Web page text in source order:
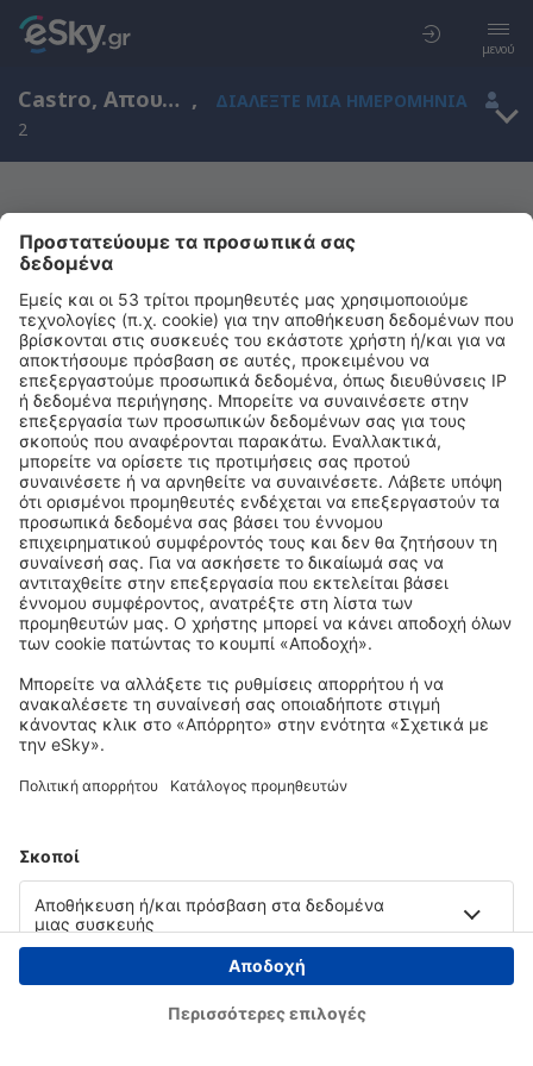
μενού
Castro, Απουλία, Ιταλία ,
ΔΙΑΛΈΞΤΕ ΜΙΑ ΗΜΕΡΟΜΗΝΊΑ
2
Μας συγχωρείτε, δεν υπάρχουν
αποτελέσματα για την αναζήτησή σας
Προσπαθήστε να κάνετε αναζήτηση με διαφορετικά κριτήρια
Copyright © eSky.gr. Με την επιφύλαξη παντός νομίμου δικαιώματος.